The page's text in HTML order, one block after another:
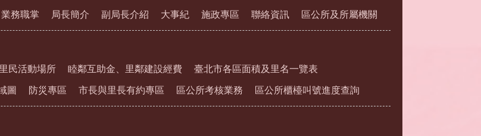
業務職掌 局長簡介 副局長介紹 大事紀 施政專區 聯絡資訊 區公所及所屬機關
民活動場所 睦鄰互助金、里鄰建設經費 臺北市各區面積及里名一覽表
圖 防災專區 市長與里長有約專區 區公所考核業務 區公所櫃檯叫號進度查詢